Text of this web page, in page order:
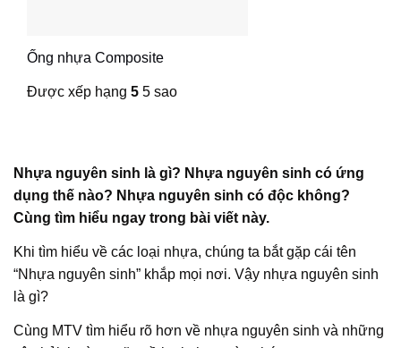
Ống nhựa Composite
Được xếp hạng 5 5 sao
Nhựa nguyên sinh là gì? Nhựa nguyên sinh có ứng
dụng thế nào? Nhựa nguyên sinh có độc không?
Cùng tìm hiểu ngay trong bài viết này.
Khi tìm hiểu về các loại nhựa, chúng ta bắt gặp cái tên
“Nhựa nguyên sinh” khắp mọi nơi. Vậy nhựa nguyên sinh
là gì?
Cùng MTV tìm hiểu rõ hơn về nhựa nguyên sinh và những